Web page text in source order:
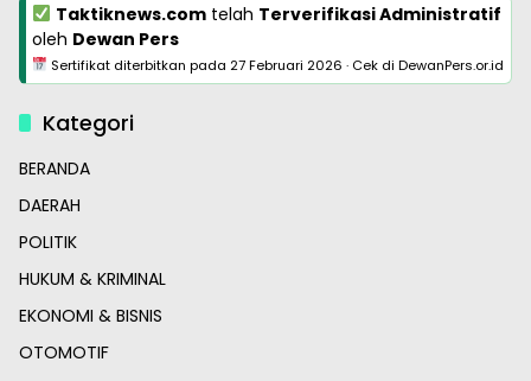
Taktiknews.comtelah Terverifikasi Administratif
oleh Dewan Pers
Sertifikat diterbitkan pada 27 Februari 2026 · Cek di DewanPers.or.id
Kategori
BERANDA
DAERAH
POLITIK
HUKUM & KRIMINAL
EKONOMI & BISNIS
OTOMOTIF